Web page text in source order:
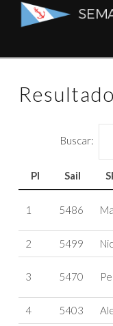
de
Buscar:
Pl Sail
1
5486
2 5499
3 5470
4 5403